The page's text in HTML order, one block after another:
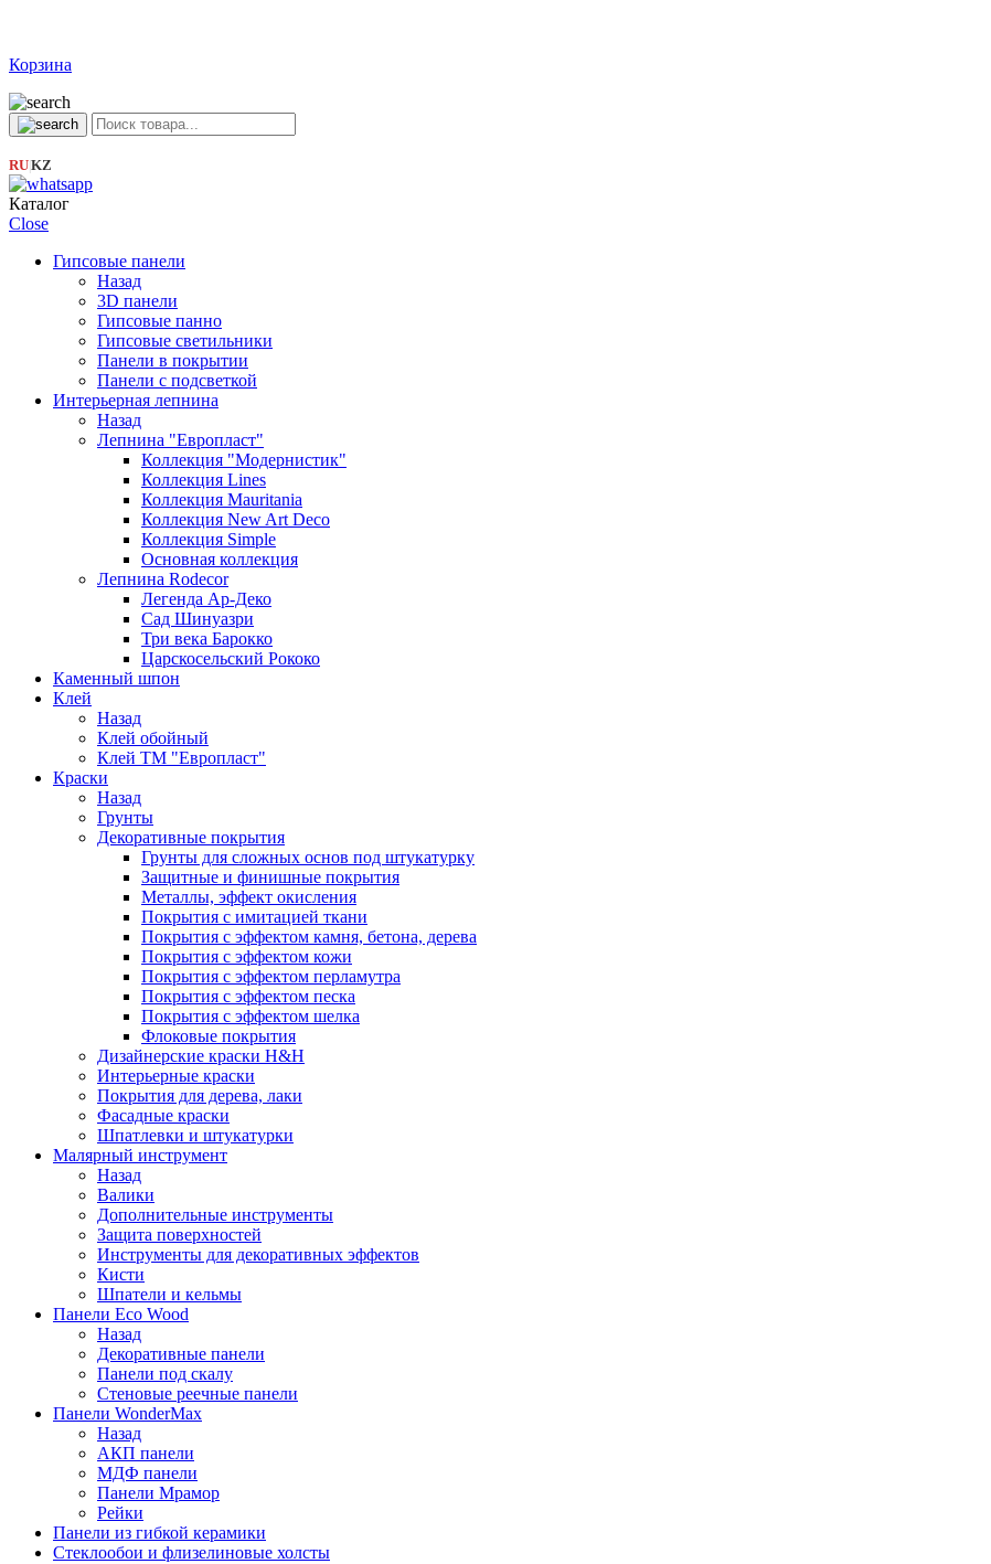
Корзина
RU|KZ
Каталог
Close
Гипсовые панели
Назад
3D панели
Гипсовые панно
Гипсовые светильники
Панели в покрытии
Панели с подсветкой
Интерьерная лепнина
Назад
Лепнина "Европласт"
Коллекция "Модернистик"
Коллекция Lines
Коллекция Mauritania
Коллекция New Art Deco
Коллекция Simple
Основная коллекция
Лепнина Rodecor
Легенда Ар-Деко
Сад Шинуазри
Три века Барокко
Царскосельский Рококо
Каменный шпон
Клей
Назад
Клей обойный
Клей ТМ "Европласт"
Краски
Назад
Грунты
Декоративные покрытия
Грунты для сложных основ под штукатурку
Защитные и финишные покрытия
Металлы, эффект окисления
Покрытия с имитацией ткани
Покрытия с эффектом камня, бетона, дерева
Покрытия с эффектом кожи
Покрытия с эффектом перламутра
Покрытия с эффектом песка
Покрытия с эффектом шелка
Флоковые покрытия
Дизайнерские краски H&H
Интерьерные краски
Покрытия для дерева, лаки
Фасадные краски
Шпатлевки и штукатурки
Малярный инструмент
Назад
Валики
Дополнительные инструменты
Защита поверхностей
Инструменты для декоративных эффектов
Кисти
Шпатели и кельмы
Панели Eco Wood
Назад
Декоративные панели
Панели под скалу
Стеновые реечные панели
Панели WonderMax
Назад
АКП панели
МДФ панели
Панели Мрамор
Рейки
Панели из гибкой керамики
Стеклообои и флизелиновые холсты